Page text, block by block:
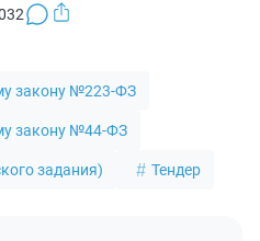
закону №223-ФЗ
закону №44-ФЗ
задания) Тендер